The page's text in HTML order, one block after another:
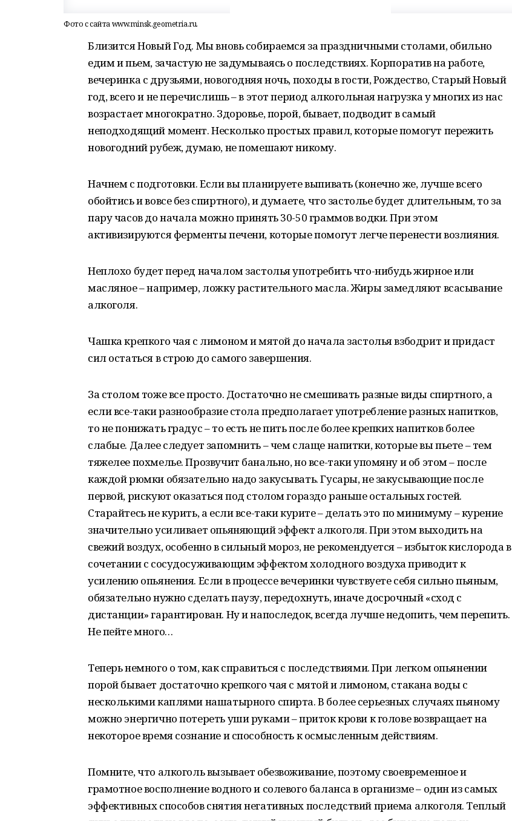
Фото с сайта www.minsk.geometria.ru.
Близится Новый Год. Мы вновь собираемся за праздничными столами, обильно
едим и пьем, зачастую не задумываясь о последствиях. Корпоратив на работе,
вечеринка с друзьями, новогодняя ночь, походы в гости, Рождество, Старый Новый
год, всего и не перечислишь – в этот период алкогольная нагрузка у многих из нас
возрастает многократно. Здоровье, порой, бывает, подводит в самый
неподходящий момент. Несколько простых правил, которые помогут пережить
новогодний рубеж, думаю, не помешают никому.
Начнем с подготовки. Если вы планируете выпивать (конечно же, лучше всего
обойтись и вовсе без спиртного), и думаете, что застолье будет длительным, то за
пару часов до начала можно принять 30-50 граммов водки. При этом
активизируются ферменты печени, которые помогут легче перенести возлияния.
Неплохо будет перед началом застолья употребить что-нибудь жирное или
масляное – например, ложку растительного масла. Жиры замедляют всасывание
алкоголя.
Чашка крепкого чая с лимоном и мятой до начала застолья взбодрит и придаст
сил остаться в строю до самого завершения.
За столом тоже все просто. Достаточно не смешивать разные виды спиртного, а
если все-таки разнообразие стола предполагает употребление разных напитков,
то не понижать градус – то есть не пить после более крепких напитков более
слабые. Далее следует запомнить – чем слаще напитки, которые вы пьете – тем
тяжелее похмелье. Прозвучит банально, но все-таки упомяну и об этом – после
каждой рюмки обязательно надо закусывать. Гусары, не закусывающие после
первой, рискуют оказаться под столом гораздо раньше остальных гостей.
Старайтесь не курить, а если все-таки курите – делать это по минимуму – курение
значительно усиливает опьяняющий эффект алкоголя. При этом выходить на
свежий воздух, особенно в сильный мороз, не рекомендуется – избыток кислорода в
сочетании с сосудосуживающим эффектом холодного воздуха приводит к
усилению опьянения. Если в процессе вечеринки чувствуете себя сильно пьяным,
обязательно нужно сделать паузу, передохнуть, иначе досрочный «сход с
дистанции» гарантирован. Ну и напоследок, всегда лучше недопить, чем перепить.
Не пейте много…
Теперь немного о том, как справиться с последствиями. При легком опьянении
порой бывает достаточно крепкого чая с мятой и лимоном, стакана воды с
несколькими каплями нашатырного спирта. В более серьезных случаях пьяному
можно энергично потереть уши руками – приток крови к голове возвращает на
некоторое время сознание и способность к осмысленным действиям.
Помните, что алкоголь вызывает обезвоживание, поэтому своевременное и
грамотное восполнение водного и солевого баланса в организме – один из самых
эффективных способов снятия негативных последствий приема алкоголя. Теплый